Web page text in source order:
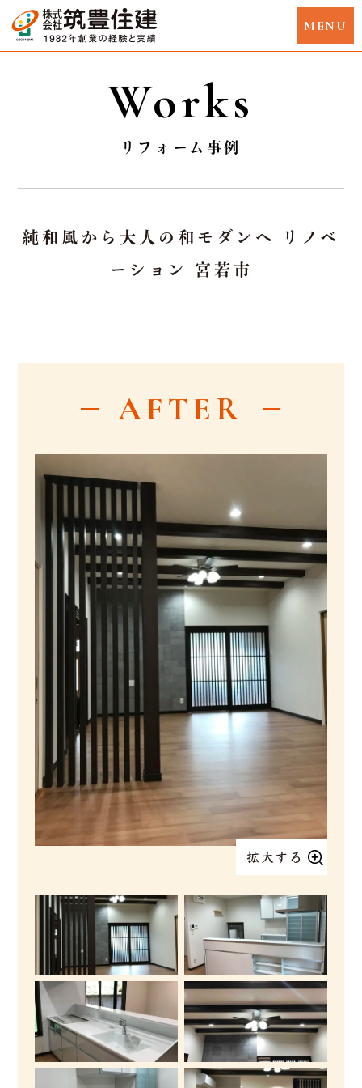
Works
リフォーム事例
純和風から大人の和モダンへ リノベ
ーション 宮若市
AFTER